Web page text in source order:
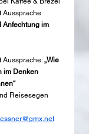
Aussprache
Anfechtung im
Aussprache: „Wie
im Denken
Reisesegen